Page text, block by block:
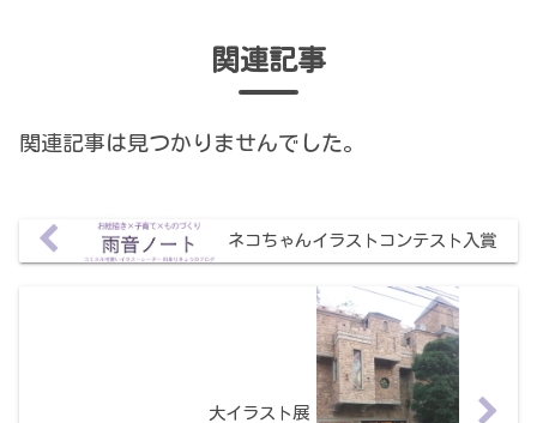
関連記事
関連記事は見つかりませんでした。
ネコちゃんイラストコンテスト入賞
大イラスト展